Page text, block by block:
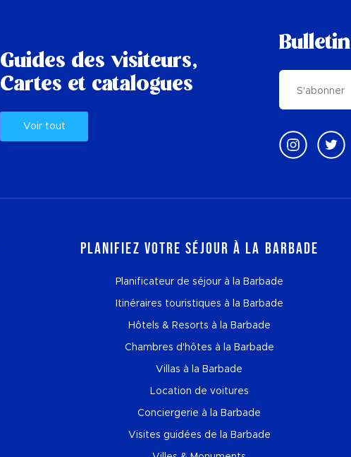
Guides des visiteurs,
Cartes et catalogues
Voir tout
Bulletin
Planifiez votre séjour à la Barbade
Planificateur de séjour à la Barbade
Itinéraires touristiques à la Barbade
Hôtels & Resorts à la Barbade
Chambres d'hôtes à la Barbade
Villas à la Barbade
Location de voitures
Conciergerie à la Barbade
Visites guidées de la Barbade